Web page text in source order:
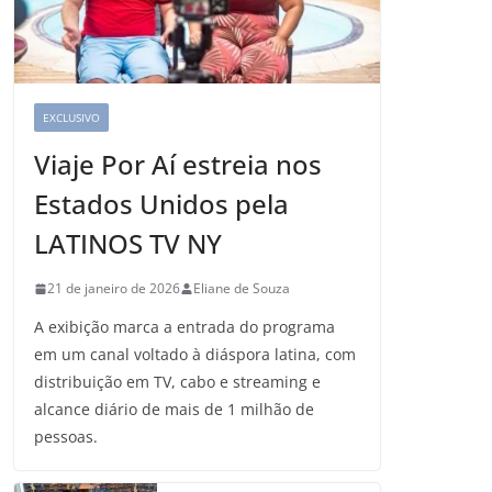
EXCLUSIVO
Viaje Por Aí estreia nos
Estados Unidos pela
LATINOS TV NY
21 de janeiro de 2026 Eliane de Souza
A exibição marca a entrada do programa
em um canal voltado à diáspora latina, com
distribuição em TV, cabo e streaming e
alcance diário de mais de 1 milhão de
pessoas.